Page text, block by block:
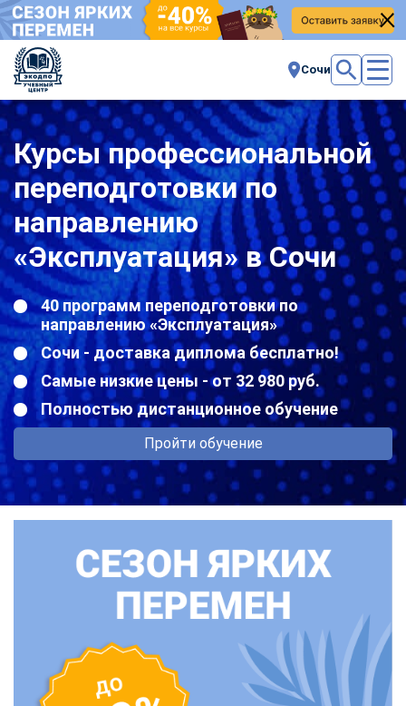
Сочи
Курсы профессиональной
переподготовки по
направлению
«Эксплуатация» в Сочи
40 программ переподготовки по
направлению «Эксплуатация»
Сочи - доставка диплома бесплатно!
Самые низкие цены - от 32 980 руб.
Полностью дистанционное обучение
Пройти обучение